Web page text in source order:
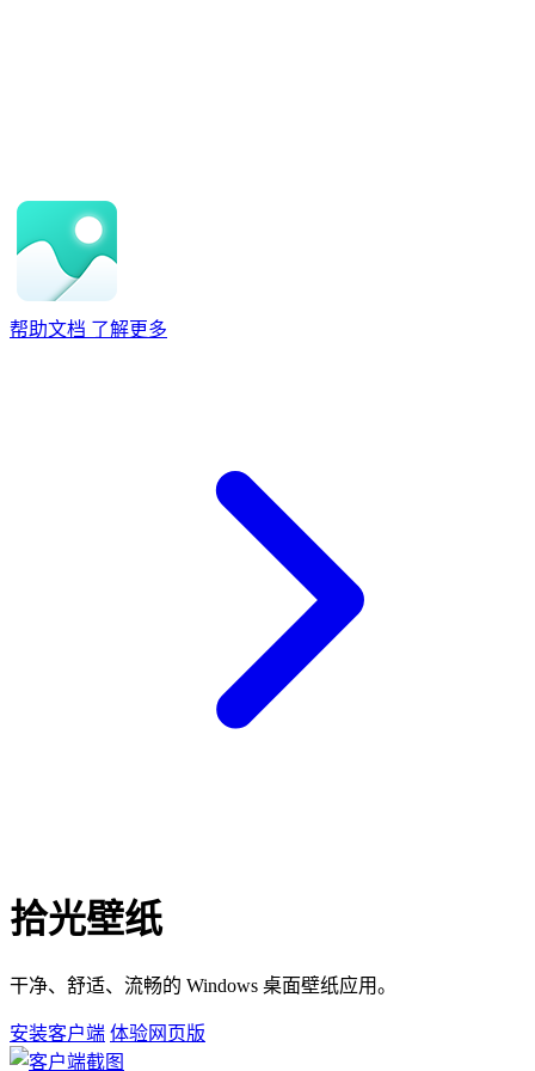
帮助文档 了解更多
拾光壁纸
干净、舒适、流畅的 Windows 桌面壁纸应用。
安装客户端 体验网页版